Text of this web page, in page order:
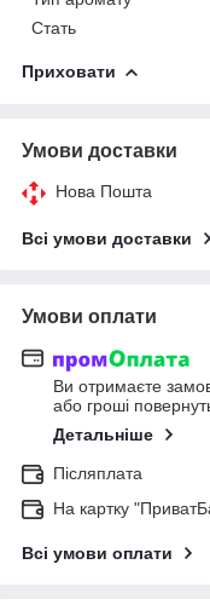
Стать
Приховати
Умови доставки
Нова Пошта
Всі умови доставки
Умови оплати
Ви отримаєте
або гроші
Детальніше
Післяплата
На картку
Всі умови оплати